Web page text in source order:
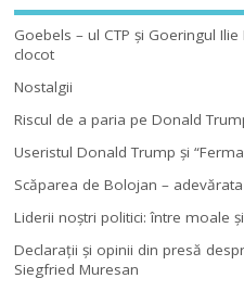
Goebels – ul CTP şi Goeringul
clocot
Nostalgii
Riscul de a paria pe Donald
Useristul Donald Trump şi
Scăparea de Bolojan –
Liderii noştri politici: între moale
Declaraţii şi opinii din presă
Siegfried Muresan